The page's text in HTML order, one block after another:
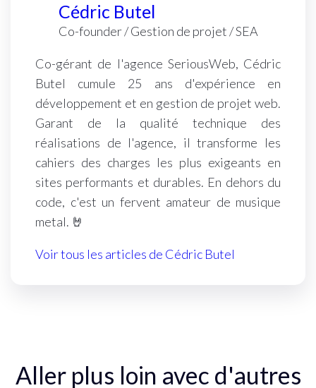
Cédric Butel
Co-founder / Gestion de projet / SEA
Co-gérant de l'agence SeriousWeb, Cédric
Butel cumule 25 ans d'expérience en
développement et en gestion de projet web.
Garant de la qualité technique des
réalisations de l'agence, il transforme les
cahiers des charges les plus exigeants en
sites performants et durables. En dehors du
code, c'est un fervent amateur de musique
metal. 🤘
Voir tous les articles de Cédric Butel
Aller plus loin avec d'autres